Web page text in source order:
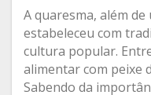
A quaresma, além
estabeleceu com
cultura popular.
alimentar com peixe
Sabendo da